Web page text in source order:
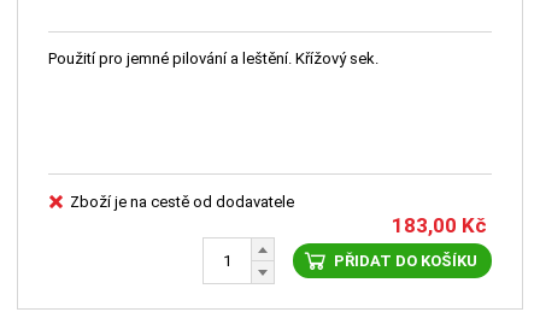
Použití pro jemné pilování a leštění. Křížový sek.
Zboží je na cestě od dodavatele
183,00 Kč
PŘIDAT DO KOŠÍKU